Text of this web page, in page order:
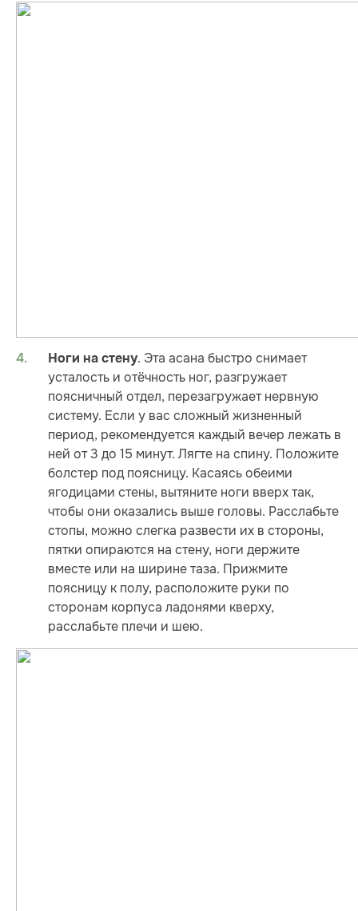
Ноги на стену. Эта асана быстро снимает
усталость и отёчность ног, разгружает
поясничный отдел, перезагружает нервную
систему. Если у вас сложный жизненный
период, рекомендуется каждый вечер лежать в
ней от 3 до 15 минут. Лягте на спину. Положите
болстер под поясницу. Касаясь обеими
ягодицами стены, вытяните ноги вверх так,
чтобы они оказались выше головы. Расслабьте
стопы, можно слегка развести их в стороны,
пятки опираются на стену, ноги держите
вместе или на ширине таза. Прижмите
поясницу к полу, расположите руки по
сторонам корпуса ладонями кверху,
расслабьте плечи и шею.